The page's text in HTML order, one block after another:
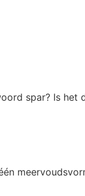
spar? Is het